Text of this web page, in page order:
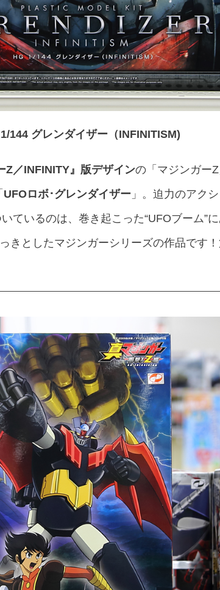
144 グレンダイザー（INFINITISM)
Z／INFINITY』版デザインの「マジンガーZ
UFOロボ･グレンダイザー 」。迫力のアク
ているのは、巻き起こった“UFOブーム”
としたマジンガーシリーズの作品です！